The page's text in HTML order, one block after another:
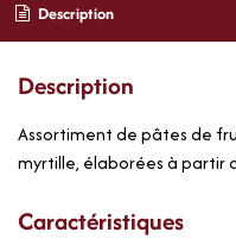
Description
Description
Assortiment de pâtes de
myrtille, élaborées à partir
Caractéristiques